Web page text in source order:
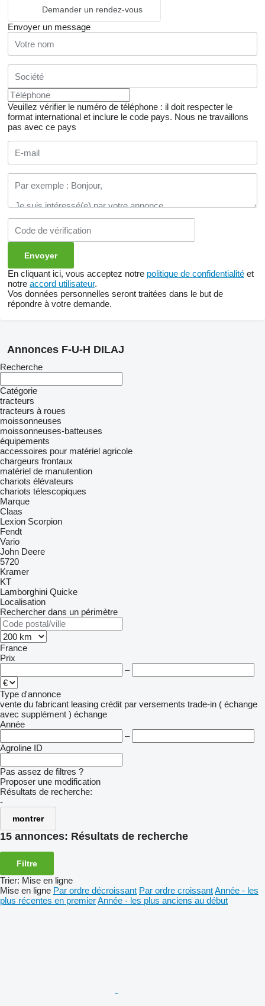
Demander un rendez-vous
Envoyer un message
Veuillez vérifier le numéro de téléphone : il doit respecter le
format international et inclure le code pays. Nous ne travaillons
pas avec ce pays
En cliquant ici, vous acceptez notre politique de confidentialité et
notre accord utilisateur.
Vos données personnelles seront traitées dans le but de
répondre à votre demande.
Annonces F-U-H DILAJ
Recherche
Catégorie
tracteurs
tracteurs à roues
moissonneuses
moissonneuses-batteuses
équipements
accessoires pour matériel agricole
chargeurs frontaux
matériel de manutention
chariots élévateurs
chariots télescopiques
Marque
Claas
Lexion Scorpion
Fendt
Vario
John Deere
5720
Kramer
KT
Lamborghini Quicke
Localisation
Rechercher dans un périmètre
France
Prix
–
Type d'annonce
vente du fabricant leasing crédit par versements trade-in ( échange
avec supplément ) échange
Année
–
Agroline ID
Pas assez de filtres ?
Proposer une modification
Résultats de recherche:
-
montrer
15 annonces: Résultats de recherche
Filtre
Trier: Mise en ligne
Mise en ligne Par ordre décroissant Par ordre croissantAnnée - les
plus récentes en premierAnnée - les plus anciens au début